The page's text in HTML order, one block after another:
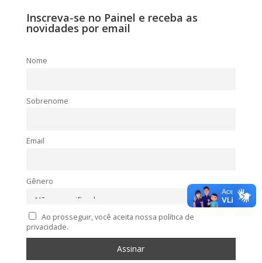
Inscreva-se no Painel e receba as
novidades por email
Nome
Sobrenome
Email
Gênero
Ao prosseguir, você aceita nossa política de
privacidade.